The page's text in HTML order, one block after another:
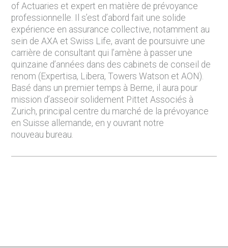
of Actuaries et expert en matière de prévoyance
professionnelle. Il s’est d’abord fait une solide
expérience en assurance collective, notamment au
sein de AXA et Swiss Life, avant de poursuivre une
carrière de consultant qui l’amène à passer une
quinzaine d’années dans des cabinets de conseil de
renom (Expertisa, Libera, Towers Watson et AON).
Basé dans un premier temps à Berne, il aura pour
mission d’asseoir solidement Pittet Associés à
Zurich, principal centre du marché de la prévoyance
en Suisse allemande, en y ouvrant notre
nouveau bureau.